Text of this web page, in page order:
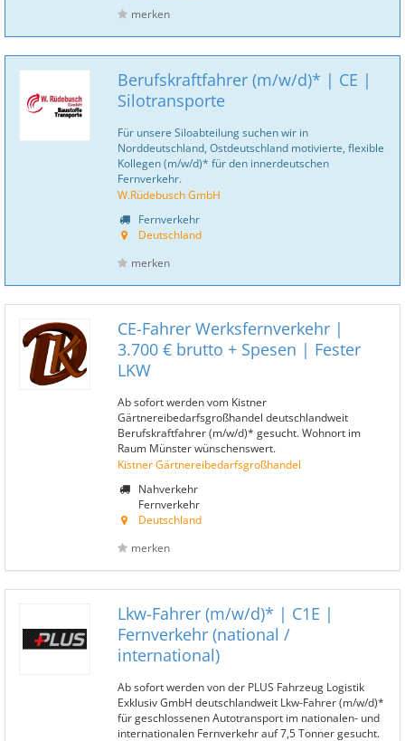
merken
Berufskraftfahrer (m/w/d)* | CE |
Silotransporte
Für unsere Siloabteilung suchen wir in
Norddeutschland, Ostdeutschland motivierte, flexible
Kollegen (m/w/d)* für den innerdeutschen
Fernverkehr.
W.Rüdebusch GmbH
Fernverkehr
Deutschland
merken
CE-Fahrer Werksfernverkehr |
3.700 € brutto + Spesen | Fester
LKW
Ab sofort werden vom Kistner
Gärtnereibedarfsgroßhandel deutschlandweit
Berufskraftfahrer (m/w/d)* gesucht. Wohnort im
Raum Münster wünschenswert.
Kistner Gärtnereibedarfsgroßhandel
Nahverkehr
Fernverkehr
Deutschland
merken
Lkw-Fahrer (m/w/d)* | C1E |
Fernverkehr (national /
international)
Ab sofort werden von der PLUS Fahrzeug Logistik
Exklusiv GmbH deutschlandweit Lkw-Fahrer (m/w/d)*
für geschlossenen Autotransport im nationalen- und
internationalen Fernverkehr auf 7,5 Tonner gesucht.